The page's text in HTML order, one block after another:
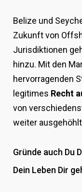
Belize und
Zukunft von
Jurisdiktionen
hinzu. Mit den
hervorragenden
legitimes Recht
von
weiter
Gründe auch Du
Dein Leben Dir